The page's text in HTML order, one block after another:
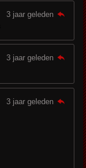
3 jaar geleden
3 jaar geleden
3 jaar geleden